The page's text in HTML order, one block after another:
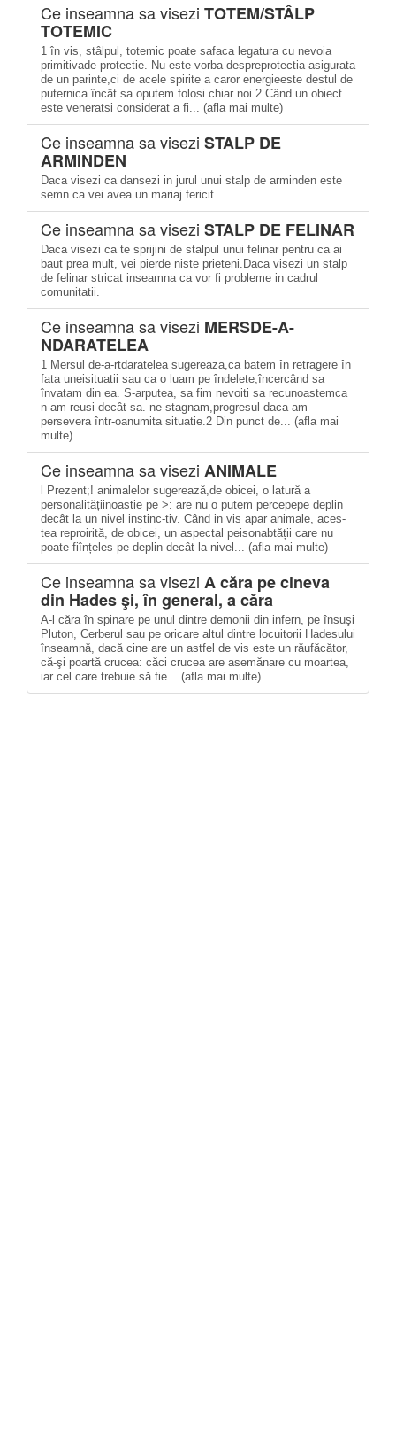
Ce inseamna sa visezi TOTEM/STÂLP
TOTEMIC
1 în vis, stâlpul, totemic poate safaca legatura cu nevoia
primitivade protectie. Nu este vorba despreprotectia asigurata
de un parinte,ci de acele spirite a caror energieeste destul de
puternica încât sa oputem folosi chiar noi.2 Când un obiect
este veneratsi considerat a fi... (afla mai multe)
Ce inseamna sa visezi STALP DE
ARMINDEN
Daca visezi ca dansezi in jurul unui stalp de arminden este
semn ca vei avea un mariaj fericit.
Ce inseamna sa visezi STALP DE FELINAR
Daca visezi ca te sprijini de stalpul unui felinar pentru ca ai
baut prea mult, vei pierde niste prieteni.Daca visezi un stalp
de felinar stricat inseamna ca vor fi probleme in cadrul
comunitatii.
Ce inseamna sa visezi MERSDE-A-
NDARATELEA
1 Mersul de-a-rtdaratelea sugereaza,ca batem în retragere în
fata uneisituatii sau ca o luam pe îndelete,încercând sa
învatam din ea. S-arputea, sa fim nevoiti sa recunoastemca
n-am reusi decât sa. ne stagnam,progresul daca am
persevera într-oanumita situatie.2 Din punct de... (afla mai
multe)
Ce inseamna sa visezi ANIMALE
l Prezent;! animalelor sugerează,de obicei, o latură a
personalitățiinoastie pe >: are nu o putem percepepe deplin
decât la un nivel instinc-tiv. Când in vis apar animale, aces-
tea reproirită, de obicei, un aspectal peisonabtății care nu
poate fiînțeles pe deplin decât la nivel... (afla mai multe)
Ce inseamna sa visezi A căra pe cineva
din Hades şi, în general, a căra
A-l căra în spinare pe unul dintre demonii din infern, pe însuşi
Pluton, Cerberul sau pe oricare altul dintre locuitorii Hadesului
înseamnă, dacă cine are un astfel de vis este un răufăcător,
că-şi poartă crucea: căci crucea are asemănare cu moartea,
iar cel care trebuie să fie... (afla mai multe)